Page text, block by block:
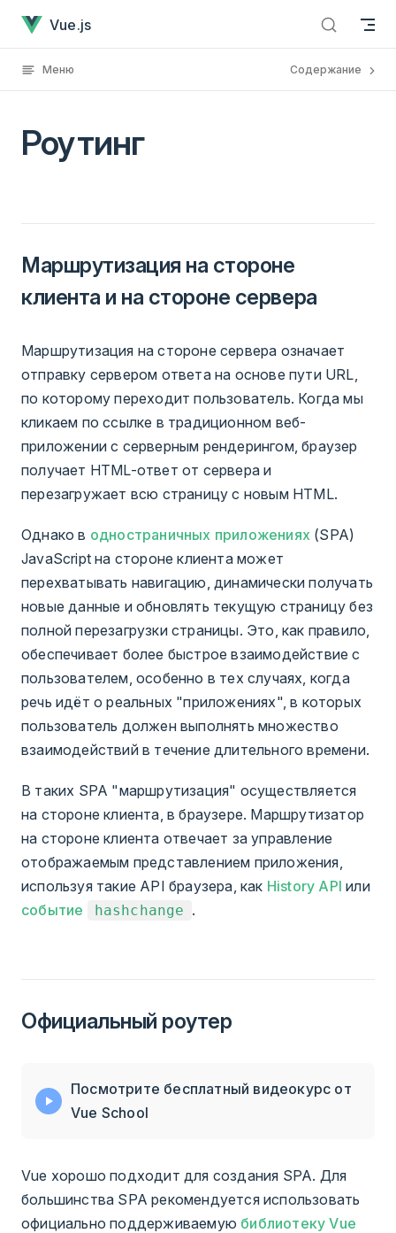
Skip to content
Vue.js
Меню Содержание
Роутинг
Маршрутизация на стороне
клиента и на стороне сервера
Маршрутизация на стороне сервера означает
отправку сервером ответа на основе пути URL,
по которому переходит пользователь. Когда мы
кликаем по ссылке в традиционном веб-
приложении с серверным рендерингом, браузер
получает HTML-ответ от сервера и
перезагружает всю страницу с новым HTML.
Однако в одностраничных приложениях (SPA)
JavaScript на стороне клиента может
перехватывать навигацию, динамически получать
новые данные и обновлять текущую страницу без
полной перезагрузки страницы. Это, как правило,
обеспечивает более быстрое взаимодействие с
пользователем, особенно в тех случаях, когда
речь идёт о реальных "приложениях", в которых
пользователь должен выполнять множество
взаимодействий в течение длительного времени.
В таких SPA "маршрутизация" осуществляется
на стороне клиента, в браузере. Маршрутизатор
на стороне клиента отвечает за управление
отображаемым представлением приложения,
используя такие API браузера, как History API или
событие
hashchange .
Официальный роутер
Посмотрите бесплатный видеокурс от
Vue School
Vue хорошо подходит для создания SPA. Для
большинства SPA рекомендуется использовать
официально поддерживаемую библиотеку Vue